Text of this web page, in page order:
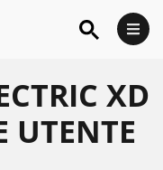
XD
UTENTE